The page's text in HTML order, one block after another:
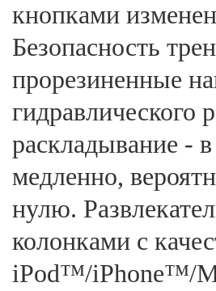
кнопками
Безопасность
прорезиненные
гидравлического
раскладывание -
медленно,
нулю.
колонками с
iPod™/iPhone™/